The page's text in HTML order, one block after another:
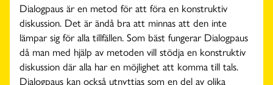
Dialogpaus är en metod för att föra en konstruktiv
diskussion. Det är ändå bra att minnas att den inte
lämpar sig för alla tillfällen. Som bäst fungerar Dialogpaus
då man med hjälp av metoden vill stödja en konstruktiv
diskussion där alla har en möjlighet att komma till tals.
Dialogpaus kan också utnyttjas som en del av olika